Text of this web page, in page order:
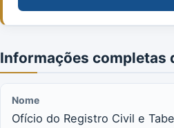
Informações completas
Nome
Ofício do Registro Civil e